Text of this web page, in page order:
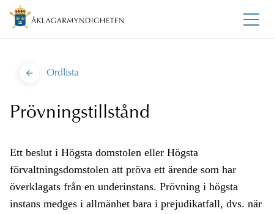
Ordlista
Prövningstillstånd
Ett beslut i Högsta domstolen eller Högsta
förvaltningsdomstolen att pröva ett ärende som har
överklagats från en underinstans. Prövning i högsta
instans medges i allmänhet bara i prejudikatfall, dvs. när